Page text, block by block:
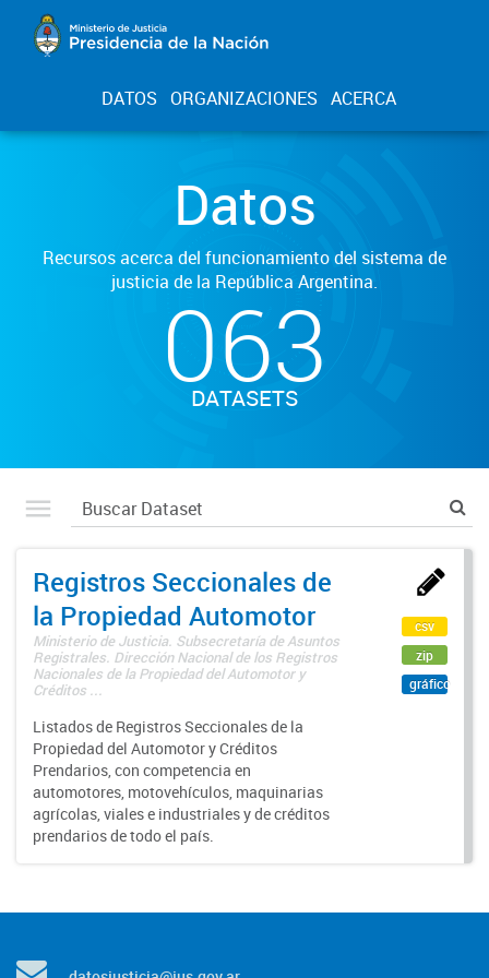
DATOS ORGANIZACIONES ACERCA
Datos
Recursos acerca del funcionamiento del sistema de
justicia de la República Argentina.
063
DATASETS
Registros Seccionales de
la Propiedad Automotor
Ministerio de Justicia. Subsecretaría de Asuntos
Registrales. Dirección Nacional de los Registros
Nacionales de la Propiedad del Automotor y
Créditos ...
Listados de Registros Seccionales de la
Propiedad del Automotor y Créditos
Prendarios, con competencia en
automotores, motovehículos, maquinarias
agrícolas, viales e industriales y de créditos
prendarios de todo el país.
csv
zip
gráfico